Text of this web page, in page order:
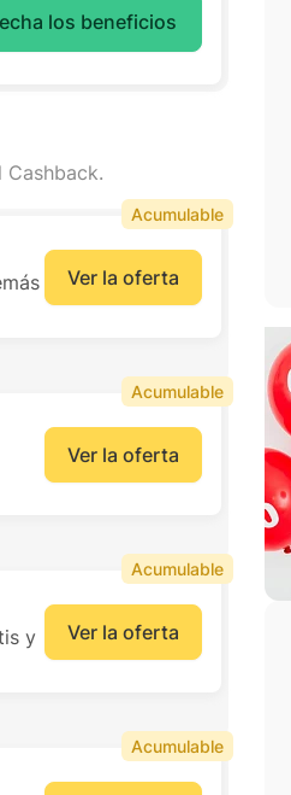
los beneficios
Ver la oferta
Acumulable
Ver la oferta
Acumulable
y
Ver la oferta
Acumulable
Acumulable